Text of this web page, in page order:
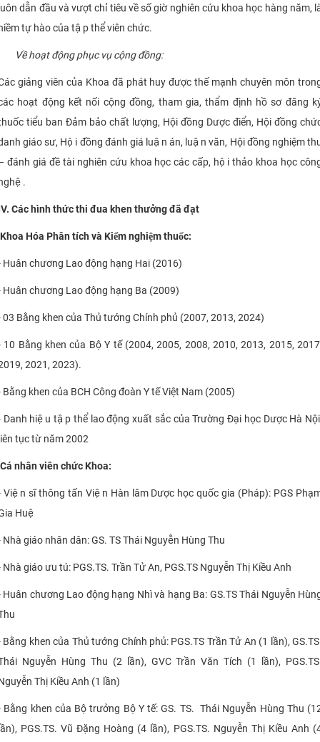
dẫn đầu và vượt chỉ tiêu về số giờ nghiên cứu khoa học hàng năm,
tự hào của tập thể viên chức.
hoạt động phục vụ cộng đồng:
giảng viên của Khoa đã phát huy được thế mạnh chuyên môn
hoạt động kết nối cộng đồng, tham gia, thẩm định hồ sơ đăng
tiểu ban Đảm bảo chất lượng, Hội đồng Dược điển, Hội đồng
giáo sư, Hội đồng đánh giá luận án, luận văn, Hội đồng nghiệm
đánh giá đề tài nghiên cứu khoa học các cấp, hội thảo khoa học
Các hình thức thi đua khen thưởng đã đạt
Hóa Phân tích và Kiểm nghiệm thuốc:
Huân chương Lao động hạng Hai (2016)
Huân chương Lao động hạng Ba (2009)
03 Bằng khen của Thủ tướng Chính phủ (2007, 2013, 2024)
10 Bằng khen của Bộ Y tế (2004, 2005, 2008, 2010, 2013, 2015,
2021, 2023).
Bằng khen của BCH Công đoàn Y tế Việt Nam (2005)
Danh hiệu tập thể lao động xuất sắc của Trường Đại học Dược Hà
tục từ năm 2002
nhân viên chức Khoa:
Viện sĩ thông tấn Viện Hàn lâm Dược học quốc gia (Pháp): PGS
Huệ
Nhà giáo nhân dân: GS. TS Thái Nguyễn Hùng Thu
Nhà giáo ưu tú: PGS.TS. Trần Tử An, PGS.TS Nguyễn Thị Kiều Anh
Huân chương Lao động hạng Nhì và hạng Ba: GS.TS Thái Nguyễn
Bằng khen của Thủ tướng Chính phủ: PGS.TS Trần Tử An (1 lần),
Nguyễn Hùng Thu (2 lần), GVC Trần Văn Tích (1 lần),
Thị Kiều Anh (1 lần)
Bằng khen của Bộ trưởng Bộ Y tế: GS. TS. Thái Nguyễn Hùng Thu
PGS.TS. Vũ Đặng Hoàng (4 lần), PGS.TS. Nguyễn Thị Kiều Anh